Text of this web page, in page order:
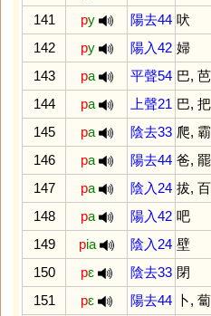
141
py 陽去44 吠
142
py 陽入42 婦
143
pa 平聲54 巴, 芭
144
pa 上聲21 巴, 把
145
pa 陰去33 爬, 霸
146
pa 陽去44 爸, 罷
147
pa 陰入24 拔, 百
148
pa 陽入42 吧
149
pia 陰入24 壁
150
pɛ 陰去33 閉
151
pɛ 陽去44 卜, 蔔